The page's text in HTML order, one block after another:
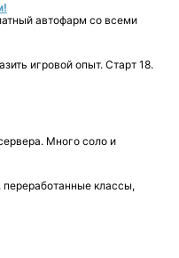
автофарм со всеми
игровой опыт. Старт 18.
Много соло и
классы,